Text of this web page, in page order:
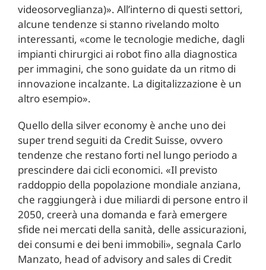
videosorveglianza)». All’interno di questi settori,
alcune tendenze si stanno rivelando molto
interessanti, «come le tecnologie mediche, dagli
impianti chirurgici ai robot fino alla diagnostica
per immagini, che sono guidate da un ritmo di
innovazione incalzante. La digitalizzazione è un
altro esempio».
Quello della silver economy è anche uno dei
super trend seguiti da Credit Suisse, ovvero
tendenze che restano forti nel lungo periodo a
prescindere dai cicli economici. «Il previsto
raddoppio della popolazione mondiale anziana,
che raggiungerà i due miliardi di persone entro il
2050, creerà una domanda e farà emergere
sfide nei mercati della sanità, delle assicurazioni,
dei consumi e dei beni immobili», segnala Carlo
Manzato, head of advisory and sales di Credit